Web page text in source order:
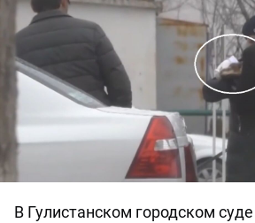
В Гулистанском городском